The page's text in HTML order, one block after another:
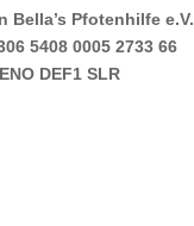
Bella’s Pfotenhilfe e.V.
5408 0005 2733 66
DEF1 SLR